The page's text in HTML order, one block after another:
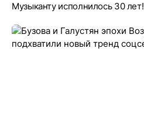
Музыканту исполнилось 30 лет!